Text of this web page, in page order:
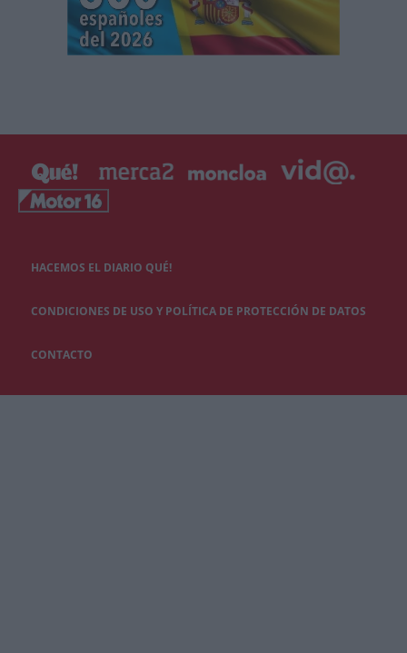
HACEMOS EL DIARIO QUÉ!
CONDICIONES DE USO Y POLÍTICA DE PROTECCIÓN DE DATOS
CONTACTO